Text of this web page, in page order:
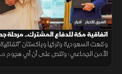
الشرق للأخبار أخبار
اتفاقية مكة للدفاع المشترك.. مرحلة
وقعت السعودية وتركيا وباكستان
الأمن الجماعي؛ وتنص على أن أي هجوم